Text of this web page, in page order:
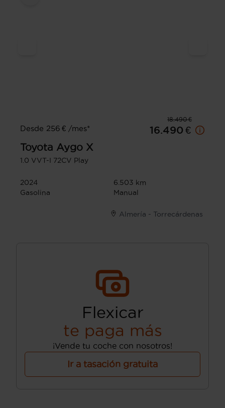
18.490 €
Desde 256 € /mes*
16.490 €
Toyota Aygo X
1.0 VVT-I 72CV Play
2024
6.503 km
Gasolina
Manual
Almería - Torrecárdenas
Flexicar
te paga más
¡Vende tu coche con nosotros!
Ir a tasación gratuita